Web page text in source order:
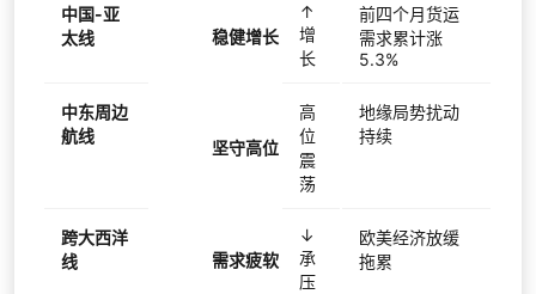
中国-亚
太线
稳健增长
↑
增
长
前四个月货运
需求累计涨
5.3%
中东周边
航线
坚守高位
高
位
震
荡
地缘局势扰动
持续
跨大西洋
线
需求疲软
↓
承
压
欧美经济放缓
拖累